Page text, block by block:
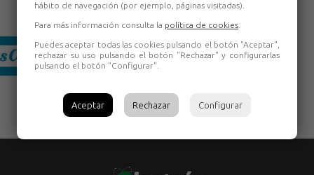
hábito de navegación (por ejemplo, páginas visitadas).
Para más información consulta la política de cookies
Puedes aceptar todas las cookies pulsando el botón "Aceptar",
rechazar su uso pulsando el botón "Rechazar" y configurarlas
pulsando el botón "Configurar".
Aceptar Rechazar Configurar